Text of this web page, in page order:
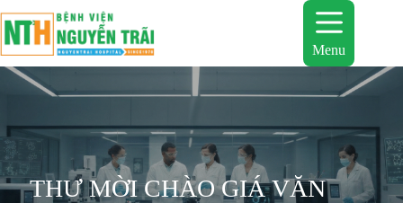
đến
phần
nội
dung
Menu
THƯ MỜI CHÀO GIÁ VĂN